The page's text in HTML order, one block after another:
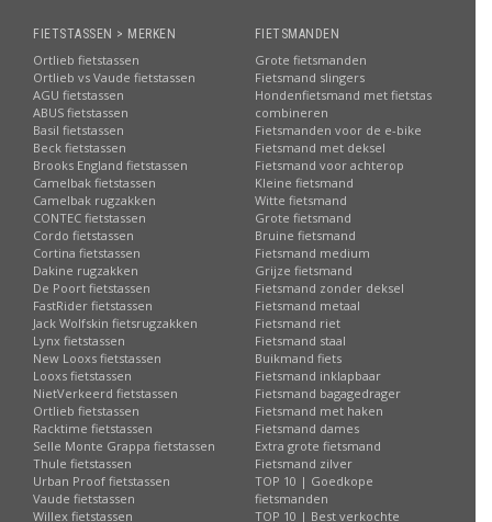
FIETSTASSEN > MERKEN
Ortlieb fietstassen
Ortlieb vs Vaude fietstassen
AGU fietstassen
ABUS fietstassen
Basil fietstassen
Beck fietstassen
Brooks England fietstassen
Camelbak fietstassen
Camelbak rugzakken
CONTEC fietstassen
Cordo fietstassen
Cortina fietstassen
Dakine rugzakken
De Poort fietstassen
FastRider fietstassen
Jack Wolfskin fietsrugzakken
Lynx fietstassen
New Looxs fietstassen
Looxs fietstassen
NietVerkeerd fietstassen
Ortlieb fietstassen
Racktime fietstassen
Selle Monte Grappa fietstassen
Thule fietstassen
Urban Proof fietstassen
Vaude fietstassen
Willex fietstassen
FIETSMANDEN
Grote fietsmanden
Fietsmand slingers
Hondenfietsmand met fietstas
combineren
Fietsmanden voor de e-bike
Fietsmand met deksel
Fietsmand voor achterop
Kleine fietsmand
Witte fietsmand
Grote fietsmand
Bruine fietsmand
Fietsmand medium
Grijze fietsmand
Fietsmand zonder deksel
Fietsmand metaal
Fietsmand riet
Fietsmand staal
Buikmand fiets
Fietsmand inklapbaar
Fietsmand bagagedrager
Fietsmand met haken
Fietsmand dames
Extra grote fietsmand
Fietsmand zilver
TOP 10 | Goedkope
fietsmanden
TOP 10 | Best verkochte